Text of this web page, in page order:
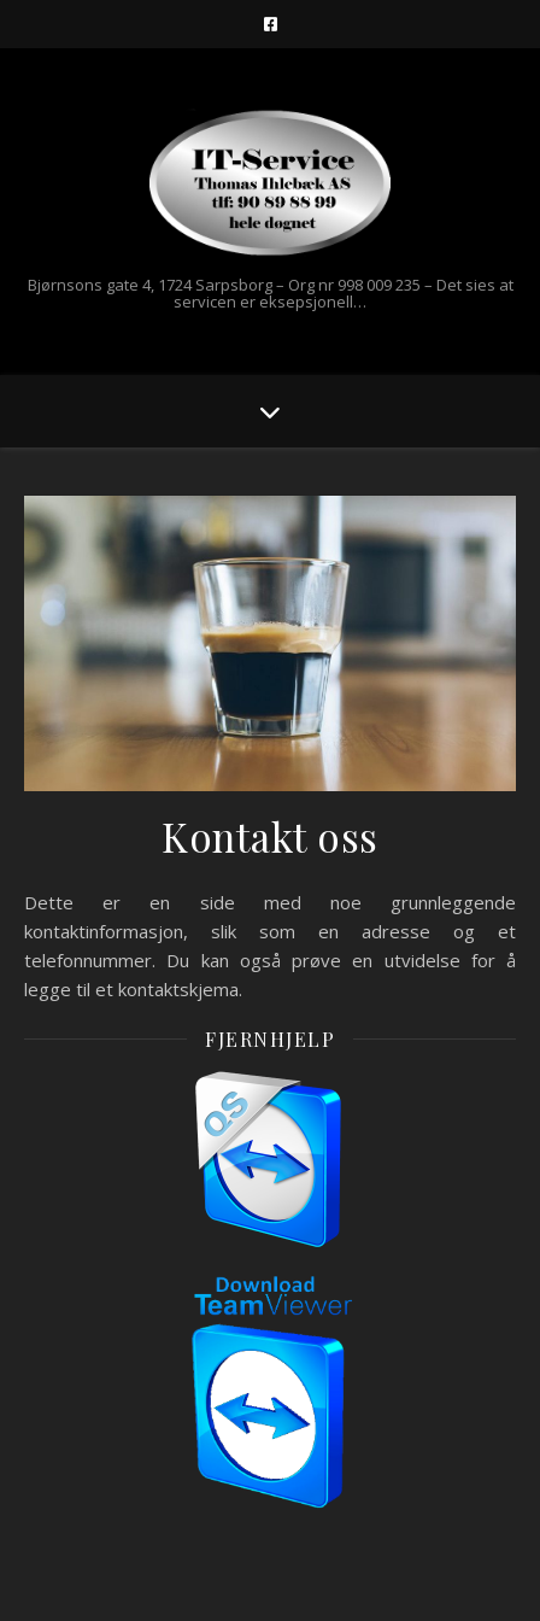
Bjørnsons gate 4, 1724 Sarpsborg – Org nr 998 009 235 – Det sies at
servicen er eksepsjonell…
Kontakt oss
Dette er en side med noe grunnleggende
kontaktinformasjon, slik som en adresse og et
telefonnummer. Du kan også prøve en utvidelse for å
legge til et kontaktskjema.
FJERNHJELP